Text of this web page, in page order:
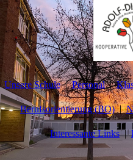
Unsere Schule Personal
Berufsorientierung (BO)
Interessante Links